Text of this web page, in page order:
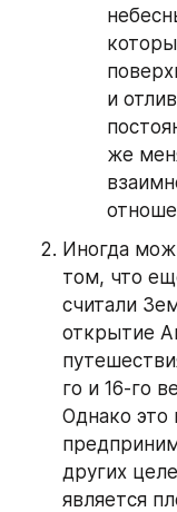
и
же
Иногда
том, что
считали
открытие
го и 16-го
Однако это
других
является